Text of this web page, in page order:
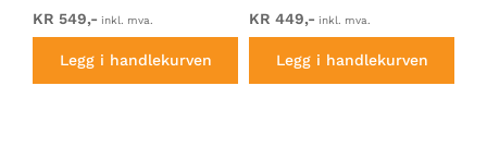
KR 549,- inkl. mva.
Legg i handlekurven
KR 449,- inkl. mva.
Legg i handlekurven